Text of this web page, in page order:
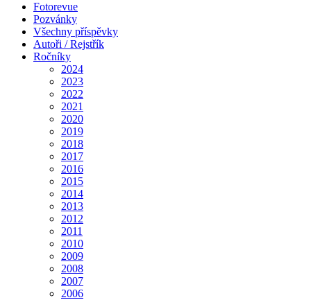
Fotorevue
Pozvánky
Všechny příspěvky
Autoři / Rejstřík
Ročníky
2024
2023
2022
2021
2020
2019
2018
2017
2016
2015
2014
2013
2012
2011
2010
2009
2008
2007
2006